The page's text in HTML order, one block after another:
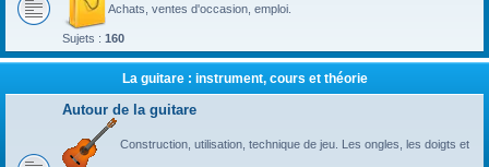
Achats, ventes d'occasion, emploi.
Sujets : 160
La guitare : instrument, cours et théorie
Autour de la guitare
Construction, utilisation, technique de jeu. Les ongles, les doigts et